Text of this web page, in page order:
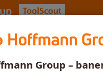
Parametry